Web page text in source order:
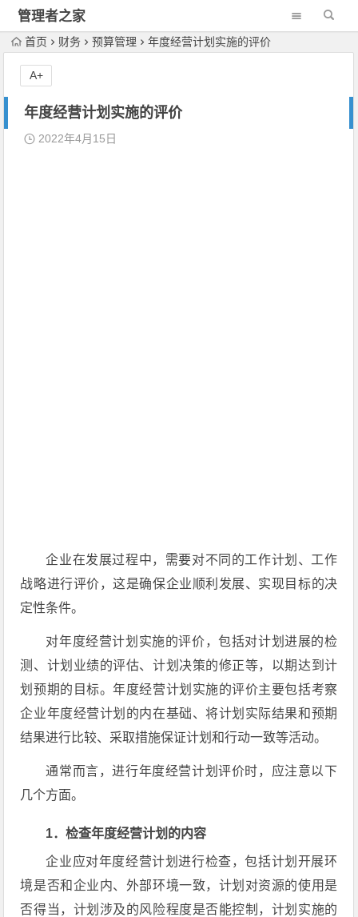
管理者之家
首页 财务 预算管理 年度经营计划实施的评价
年度经营计划实施的评价
2022年4月15日
企业在发展过程中，需要对不同的工作计划、工作
战略进行评价，这是确保企业顺利发展、实现目标的决
定性条件。
对年度经营计划实施的评价，包括对计划进展的检
测、计划业绩的评估、计划决策的修正等，以期达到计
划预期的目标。年度经营计划实施的评价主要包括考察
企业年度经营计划的内在基础、将计划实际结果和预期
结果进行比较、采取措施保证计划和行动一致等活动。
通常而言，进行年度经营计划评价时，应注意以下
几个方面。
1．检查年度经营计划的内容
企业应对年度经营计划进行检查，包括计划开展环
境是否和企业内、外部环境一致，计划对资源的使用是
否得当，计划涉及的风险程度是否能控制，计划实施的
A+